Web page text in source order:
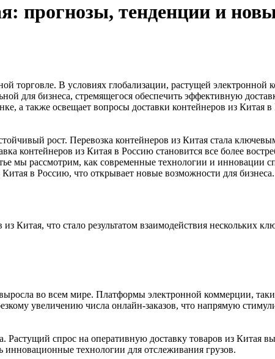
прогнозы, тенденции и
торговле. В условиях глобализации, растущей электронной
для бизнеса, стремящегося обеспечить эффективную
а также освещает вопросы доставки контейнеров из Китая
рост. Перевозка контейнеров из Китая стала
контейнеров из Китая в Россию становится все более
мы рассмотрим, как современные технологии и инновации
в Россию, что открывает новые возможности для бизнеса.
Китая, что стало результатом взаимодействия нескольких
во всем мире. Платформы электронной коммерции,
увеличению числа онлайн-заказов, что напрямую
спрос на оперативную доставку товаров из Китая
технологии для отслеживания грузов.